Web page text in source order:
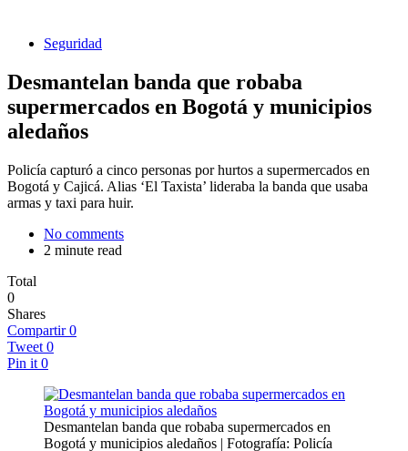
Seguridad
Desmantelan banda que robaba
supermercados en Bogotá y municipios
aledaños
Policía capturó a cinco personas por hurtos a supermercados en
Bogotá y Cajicá. Alias ‘El Taxista’ lideraba la banda que usaba
armas y taxi para huir.
No comments
2 minute read
Total
0
Shares
Compartir 0
Tweet 0
Pin it 0
Desmantelan banda que robaba supermercados en
Bogotá y municipios aledaños | Fotografía: Policía